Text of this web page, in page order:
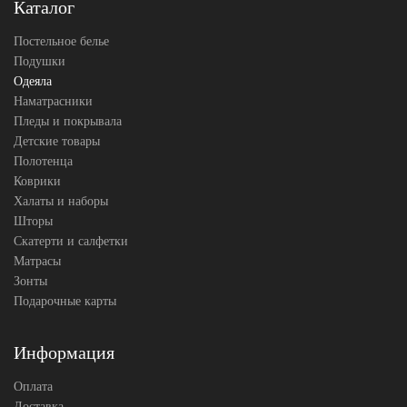
Каталог
Постельное белье
Подушки
Одеяла
Наматрасники
Пледы и покрывала
Детские товары
Полотенца
Коврики
Халаты и наборы
Шторы
Скатерти и салфетки
Матрасы
Зонты
Подарочные карты
Информация
Оплата